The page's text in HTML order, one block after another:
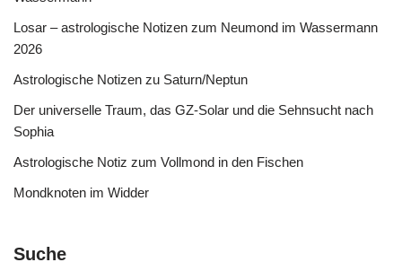
Losar – astrologische Notizen zum Neumond im Wassermann
2026
Astrologische Notizen zu Saturn/Neptun
Der universelle Traum, das GZ-Solar und die Sehnsucht nach
Sophia
Astrologische Notiz zum Vollmond in den Fischen
Mondknoten im Widder
Suche